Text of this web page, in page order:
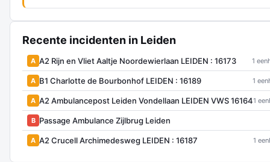
Recente incidenten in Leiden
A A2 Rijn en Vliet Aaltje Noordewierlaan LEIDEN : 16173 1
A B1 Charlotte de Bourbonhof LEIDEN : 16189 1
A A2 Ambulancepost Leiden Vondellaan LEIDEN VWS 161641
B Passage Ambulance Zijlbrug Leiden
A A2 Crucell Archimedesweg LEIDEN : 16187 1